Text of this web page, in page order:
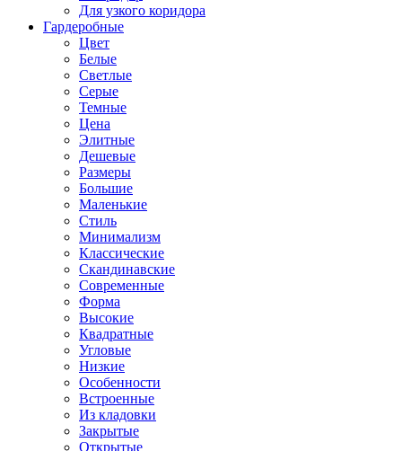
Для узкого коридора
Гардеробные
Цвет
Белые
Светлые
Серые
Темные
Цена
Элитные
Дешевые
Размеры
Большие
Маленькие
Стиль
Минимализм
Классические
Скандинавские
Современные
Форма
Высокие
Квадратные
Угловые
Низкие
Особенности
Встроенные
Из кладовки
Закрытые
Открытые